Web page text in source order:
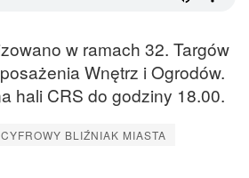
w ramach 32. Targów
Wnętrz i Ogrodów.
hali CRS do godziny 18.00.
CYFROWY BLIŹNIAK MIASTA